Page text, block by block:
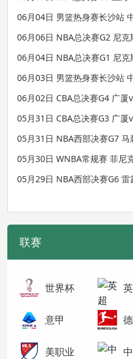
06月04日 男篮热身赛长沙站
06月06日 NBA总决赛G2 尼
06月04日 NBA总决赛G1 尼
06月03日 男篮热身赛长沙站
06月02日 CBA总决赛G4 广厦
05月31日 CBA总决赛G3 广厦
05月31日 NBA西部决赛G7
05月30日 WNBA常规赛 菲尼
05月29日 NBA西部决赛G6
联赛
世界杯
意甲
美职业